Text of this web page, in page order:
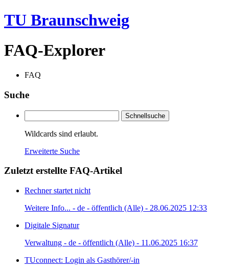
TU Braunschweig
FAQ-Explorer
FAQ
Suche
Schnellsuche
Wildcards sind erlaubt.
Erweiterte Suche
Zuletzt erstellte FAQ-Artikel
Rechner startet nicht
Weitere Info... - de - öffentlich (Alle) - 28.06.2025 12:33
Digitale Signatur
Verwaltung - de - öffentlich (Alle) - 11.06.2025 16:37
TUconnect: Login als Gasthörer/-in